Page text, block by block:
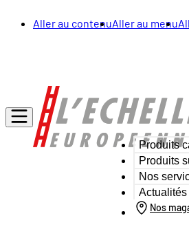
Aller au contenuAller au menu
Produits
Produits
Nos
Actualités
Nos